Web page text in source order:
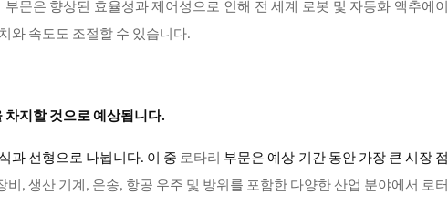
부문은 향상된 효율성과 제어성으로 인해 전 세계 로봇 및 자동화 액추에이
와 속도도 조절할 수 있습니다.
차지할 것으로 예상됩니다.
과 선형으로 나뉩니다. 이 중 로타리 부문은 예상 기간 동안 가장 큰 시장 점
비, 생산 기계, 운송, 항공 우주 및 방위를 포함한 다양한 산업 분야에서 로터